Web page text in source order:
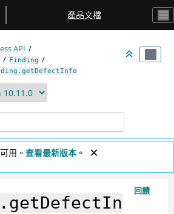
產品文檔
API
Finding
用。 查看最新版本。
回饋